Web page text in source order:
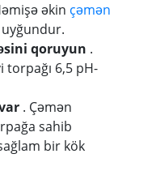
əkin çəmən
qoruyun .
torpağı 6,5 pH-
. Çəmən
sahib
bir kök